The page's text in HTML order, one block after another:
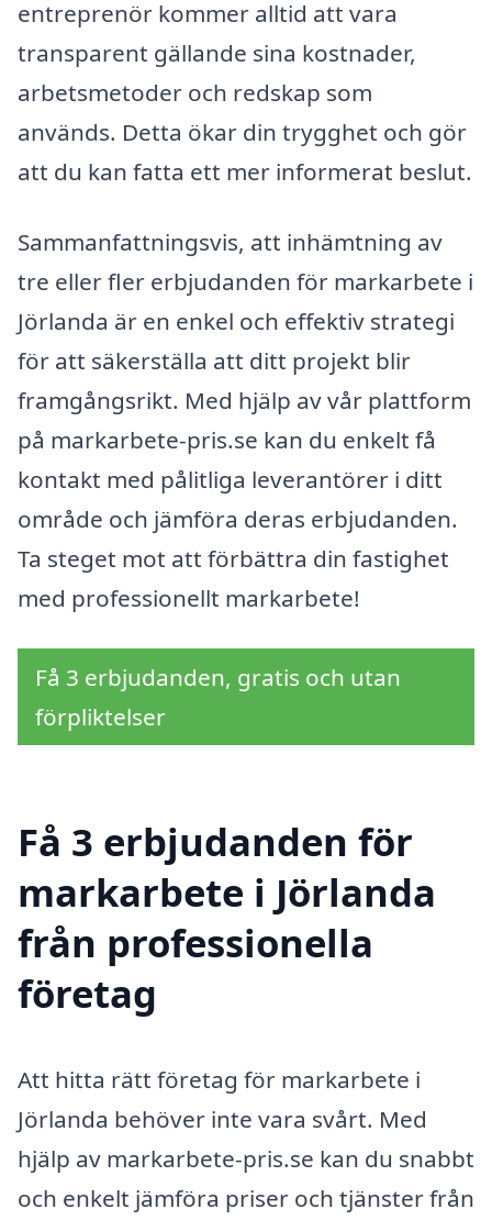
entreprenör kommer alltid att vara
transparent gällande sina kostnader,
arbetsmetoder och redskap som
används. Detta ökar din trygghet och gör
att du kan fatta ett mer informerat beslut.
Sammanfattningsvis, att inhämtning av
tre eller fler erbjudanden för markarbete i
Jörlanda är en enkel och effektiv strategi
för att säkerställa att ditt projekt blir
framgångsrikt. Med hjälp av vår plattform
på markarbete-pris.se kan du enkelt få
kontakt med pålitliga leverantörer i ditt
område och jämföra deras erbjudanden.
Ta steget mot att förbättra din fastighet
med professionellt markarbete!
Få 3 erbjudanden, gratis och utan
förpliktelser
Få 3 erbjudanden för
markarbete i Jörlanda
från professionella
företag
Att hitta rätt företag för markarbete i
Jörlanda behöver inte vara svårt. Med
hjälp av markarbete-pris.se kan du snabbt
och enkelt jämföra priser och tjänster från